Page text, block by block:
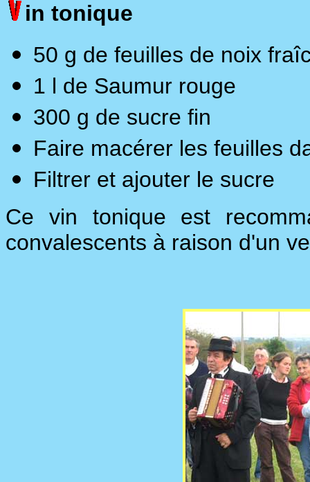
in tonique
50 g de feuilles de noix
1 l de Saumur rouge
300 g de sucre fin
Faire macérer les feuilles
Filtrer et ajouter le sucre
Ce vin tonique est
convalescents à raison d'un